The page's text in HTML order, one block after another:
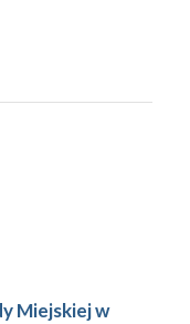
Miejskiej w